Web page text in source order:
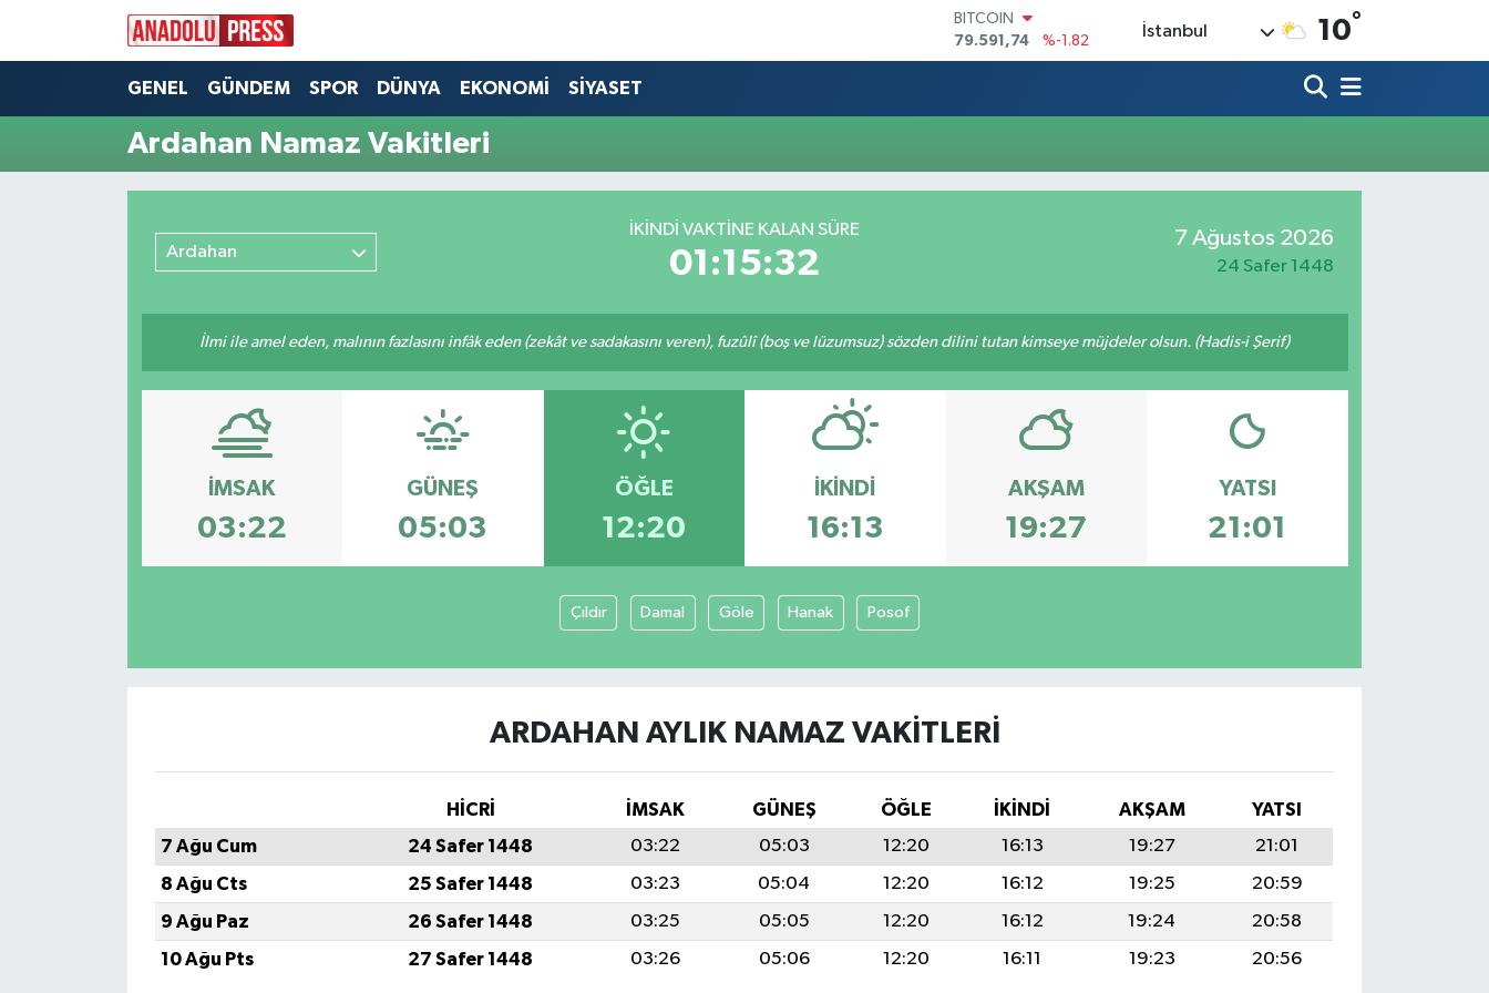
BITCOIN
79.591,74
%-1.82
DOLAR
61,60380
%0.18
İstanbul 10°
GENEL GÜNDEM SPOR DÜNYA EKONOMİ SİYASET
Ardahan Namaz Vakitleri
Ardahan
İKINDI VAKTİNE KALAN SÜRE
01:15:32
7 Ağustos 2026
24 Safer 1448
İlmi ile amel eden, malının fazlasını infâk eden (zekât ve sadakasını veren), fuzûlî (boş ve lüzumsuz) sözden dilini tutan kimseye müjdeler olsun. (Hadis-i Şerif)
İMSAK
03:22
GÜNEŞ
05:03
ÖĞLE
12:20
İKINDI
16:13
AKŞAM
19:27
YATSI
21:01
Çıldır Damal Göle Hanak Posof
ARDAHAN AYLIK NAMAZ VAKITLERI
HİCRİ İMSAK GÜNEŞ ÖĞLE İKINDI AKŞAM
YATSI
7 Ağu Cum
24 Safer 1448 03:22 05:03 12:20 16:13 19:27
21:01
8 Ağu Cts
25 Safer 1448 03:23 05:04 12:20 16:12 19:25
20:59
9 Ağu Paz
26 Safer 1448 03:25 05:05 12:20 16:12 19:24
20:58
10 Ağu Pts
27 Safer 1448 03:26 05:06 12:20 16:11 19:23 20:56
Nöbetçi Eczaneler
Hava Durumu
Namaz Vakitleri
Trafik Durumu
Süper Lig Puan Durumu ve Fikstür
Son Dakika Haberleri